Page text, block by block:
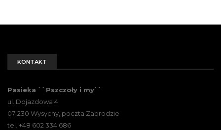
KONTAKT
Pasieka ``Pszczoły i my``
ul. Dojazdowa 4
07-230 Wysychy, poczta Zabrodzie
tel. +48 602 334 686